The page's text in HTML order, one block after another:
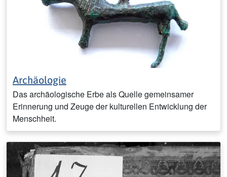
Archäologie
Das archäologische Erbe als Quelle gemeinsamer
Erinnerung und Zeuge der kulturellen Entwicklung der
Menschheit.